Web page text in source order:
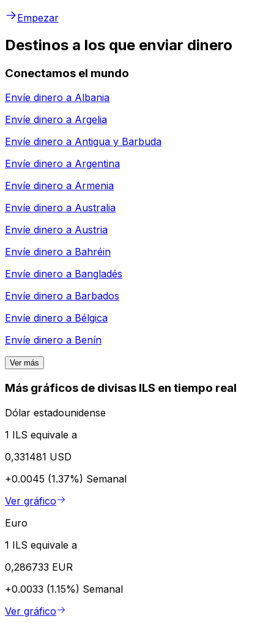
Empezar
Destinos a los que enviar dinero
Conectamos el mundo
Envíe dinero a Albania
Envíe dinero a Argelia
Envíe dinero a Antigua y Barbuda
Envíe dinero a Argentina
Envíe dinero a Armenia
Envíe dinero a Australia
Envíe dinero a Austria
Envíe dinero a Bahréin
Envíe dinero a Bangladés
Envíe dinero a Barbados
Envíe dinero a Bélgica
Envíe dinero a Benín
Ver más
Más gráficos de divisas ILS en tiempo real
Dólar estadounidense
1 ILS equivale a
0,331481 USD
+0.0045 (1.37%) Semanal
Ver gráfico
Euro
1 ILS equivale a
0,286733 EUR
+0.0033 (1.15%) Semanal
Ver gráfico